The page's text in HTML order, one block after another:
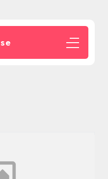
se